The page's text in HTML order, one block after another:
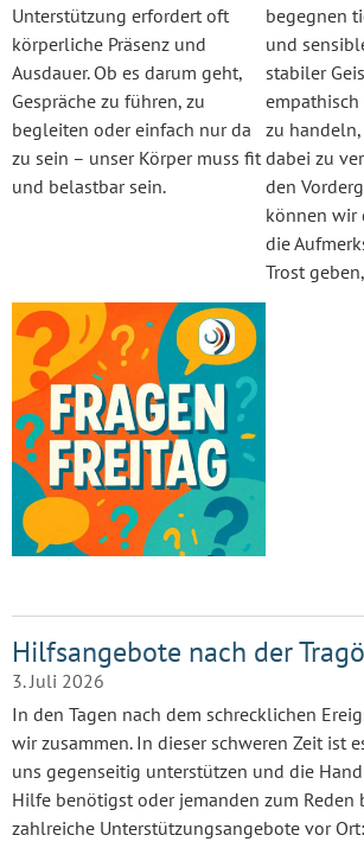
Unterstützung erfordert oft
körperliche Präsenz und
Ausdauer. Ob es darum geht,
Gespräche zu führen, zu
begleiten oder einfach nur da
zu sein – unser Körper muss fit
und belastbar sein.
begegnen
und
stabiler
zu
dabei zu
den
können wir
die
Trost
Hilfsangebote nach der
3. Juli 2026
In den Tagen nach dem schrecklichen
wir zusammen. In dieser schweren Zeit ist
uns gegenseitig unterstützen und die
Hilfe benötigst oder jemanden zum Reden
zahlreiche Unterstützungsangebote vor Ort: